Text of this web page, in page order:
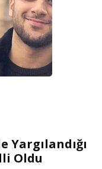
Yargılandığı
Oldu